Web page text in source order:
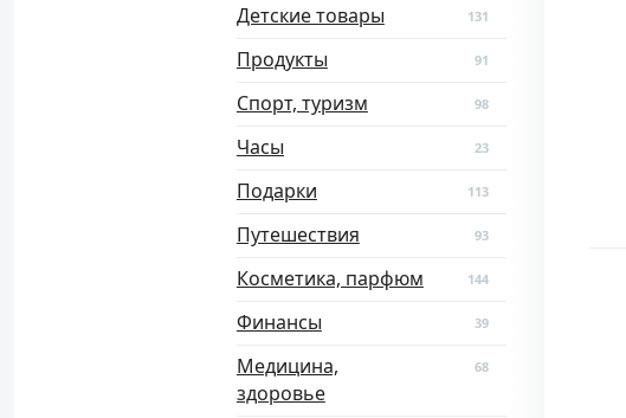
Детские товары 131
Продукты 91
Спорт, туризм 98
Часы 23
Подарки 113
Путешествия 93
Косметика, парфюм 144
Финансы 39
Медицина,
здоровье
68